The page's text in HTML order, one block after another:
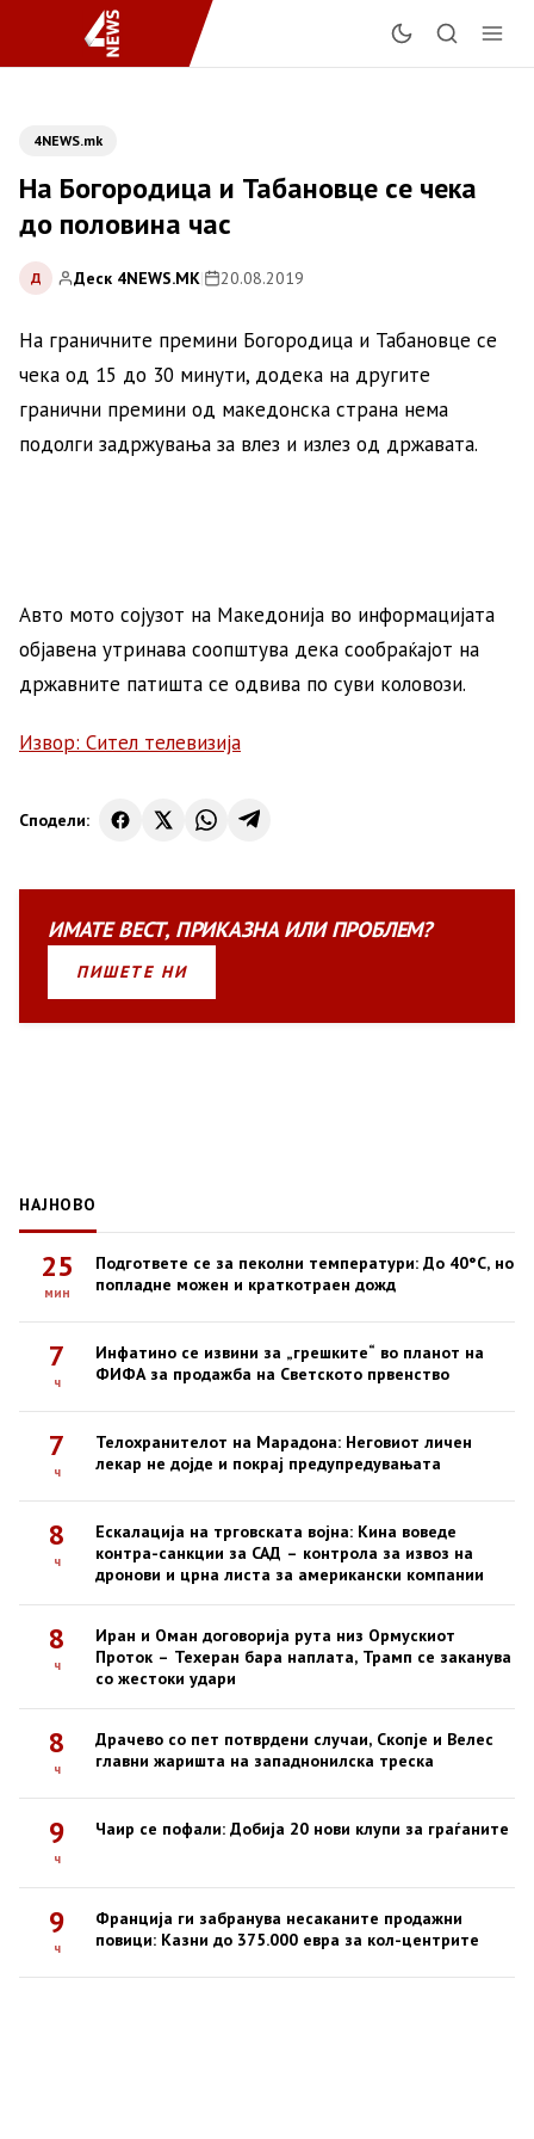
4NEWS.mk
На Богородица и Табановце се чека
до половина час
Д Деск 4NEWS.MK| 20.08.2019
На граничните премини Богородица и Табановце се
чека од 15 до 30 минути, додека на другите
гранични премини од македонска страна нема
подолги задржувања за влез и излез од државата.
Авто мото сојузот на Македонија во информацијата
објавена утринава соопштува дека сообраќајот на
државните патишта се одвива по суви коловози.
Извор: Сител телевизија
Сподели:
ИМАТЕВЕСТ, ПРИКАЗНАИЛИПРОБЛЕМ?
ПИШЕТЕ НИ
НАЈНОВО
25
мин
Подгответе се за пеколни температури: До 40°C, но
попладне можен и краткотраен дожд
7
ч
Инфатино се извини за „грешките“ во планот на
ФИФА за продажба на Светското првенство
7
ч
Телохранителот на Марадона: Неговиот личен
лекар не дојде и покрај предупредувањата
8
ч
Ескалација на трговската војна: Кина воведе
контра-санкции за САД – контрола за извоз на
дронови и црна листа за американски компании
8
ч
Иран и Оман договорија рута низ Ормускиот
Проток – Техеран бара наплата, Трамп се заканува
со жестоки удари
8
ч
Драчево со пет потврдени случаи, Скопје и Велес
главни жаришта на западнонилска треска
9
ч
Чаир се пофали: Добија 20 нови клупи за граѓаните
9
ч
Франција ги забранува несаканите продажни
повици: Казни до 375.000 евра за кол-центрите